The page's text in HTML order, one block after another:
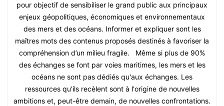
pour objectif de sensibiliser le grand public aux principaux
enjeux géopolitiques, économiques et environnementaux
des mers et des océans. Informer et expliquer sont les
maîtres mots des contenus proposés destinés à favoriser la
compréhension d’un milieu fragile. Même si plus de 90%
des échanges se font par voies maritimes, les mers et les
océans ne sont pas dédiés qu'aux échanges. Les
ressources qu'ils recèlent sont à l'origine de nouvelles
ambitions et, peut-être demain, de nouvelles confrontations.